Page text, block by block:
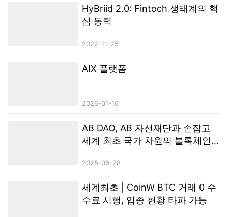
최근 디지털 자산 시장은 여러 차례의 상승과 조정을 거치며, 단기적 흐
름을 넘어 장기적으로 지속 가능한 구조를 갖춘 프로젝트에 대한 관심이
높아지고 있다. AIX는 현재 다수의 글로벌 주요 디지털 자산 거래 플랫폼
HyBriid 2.0: Fintoch 생태계의 핵
심 동력
2022-11-25
AIX 플랫폼
2026-01-16
AB DAO, AB 자선재단과 손잡고
세계 최초 국가 차원의 블록체인
2025-06-28
세계최초 | CoinW BTC 거래 0 수
수료 시행, 업종 현황 타파 가능